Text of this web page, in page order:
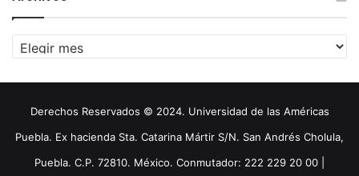
Archivos
Derechos Reservados © 2024. Universidad de las Américas
Puebla. Ex hacienda Sta. Catarina Mártir S/N. San Andrés Cholula,
Puebla. C.P. 72810. México. Conmutador: 222 229 20 00 |